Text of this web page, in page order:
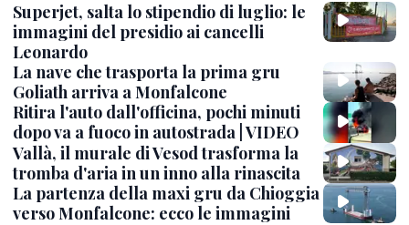
Superjet, salta lo stipendio di luglio: le
immagini del presidio ai cancelli
Leonardo
La nave che trasporta la prima gru
Goliath arriva a Monfalcone
Ritira l'auto dall'officina, pochi minuti
dopo va a fuoco in autostrada | VIDEO
Vallà, il murale di Vesod trasforma la
tromba d'aria in un inno alla rinascita
La partenza della maxi gru da Chioggia
verso Monfalcone: ecco le immagini